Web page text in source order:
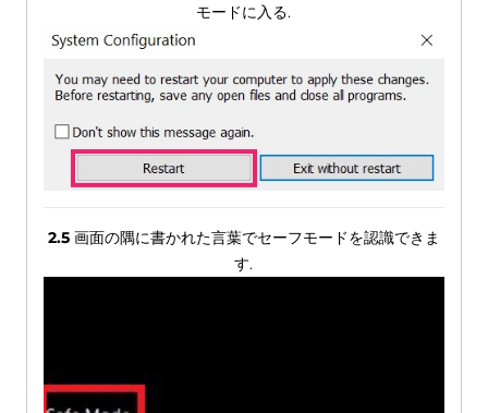
モードに入る.
2.5画面の隅に書かれた言葉でセーフモードを認識できま
す.